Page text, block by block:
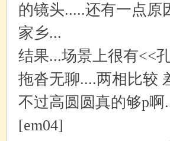
的镜头.....还有一点原
家乡...
结果...场景上很有<<
拖沓无聊....两相比较
不过高圆圆真的够p啊
[em04]